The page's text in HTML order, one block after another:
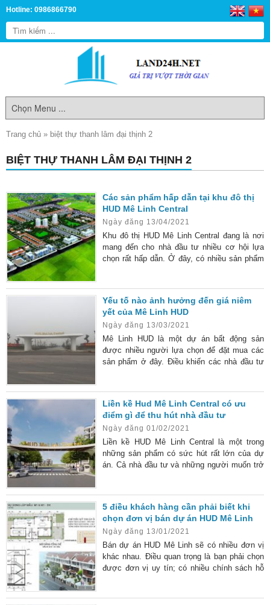
Hotline: 0986866790
Trang chủ » biệt thự thanh lâm đại thịnh 2
BIỆT THỰ THANH LÂM ĐẠI THỊNH 2
Các sản phẩm hấp dẫn tại khu đô thị
HUD Mê Linh Central
Ngày đăng 13/04/2021
Khu đô thị HUD Mê Linh Central đang là nơi
mang đến cho nhà đầu tư nhiều cơ hội lựa
chọn rất hấp dẫn. Ở đây, có nhiều sản phẩm
Nhà liền kề khu đô thị HUD Mê Linh Central
Khu đô thị HUD Mê Linh Central hiện sở hữu
362 lô nhà liền kề. Mỗi
Yếu tố nào ảnh hưởng đến giá niêm
yết của Mê Linh HUD
Ngày đăng 13/03/2021
Mê Linh HUD là một dự án bất động sản
được nhiều người lựa chọn để đặt mua các
sản phẩm ở đây. Điều khiến các nhà đầu tư
nhau? Loại hình bất động sản Mê Linh HUD
hiện đang có rất nhiều loại hình bất động sản
được cung cấp. Ở phân khúc cao cấp có:
biệt thự liền kề, biệt
Liền kề Hud Mê Linh Central có ưu
điểm gì để thu hút nhà đầu tư
Ngày đăng 01/02/2021
Liền kề HUD Mê Linh Central là một trong
những sản phẩm có sức hút rất lớn của dự
án. Cả nhà đầu tư và những người muốn trở
đáp những thông tin cơ bản nhất để nhà đầu
tư hiểu rõ hơn khi lựa chọn. Liền kề HUD Mê
Linh có bao nhiêu lô? Theo thông tin tiết lộ
5 điều khách hàng cần phải biết khi
chọn đơn vị bán dự án HUD Mê Linh
Ngày đăng 13/01/2021
Bán dự án HUD Mê Linh sẽ có nhiều đơn vị
khác nhau. Điều quan trọng là bạn phải chọn
được đơn vị uy tín; có nhiều chính sách hỗ